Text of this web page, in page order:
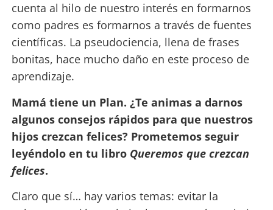
cuenta al hilo de nuestro interés en formarnos
como padres es formarnos a través de fuentes
científicas. La pseudociencia, llena de frases
bonitas, hace mucho daño en este proceso de
aprendizaje.
Mamá tiene un Plan. ¿Te animas a darnos
algunos consejos rápidos para que nuestros
hijos crezcan felices? Prometemos seguir
leyéndolo en tu libro Queremos que crezcan
felices.
Claro que sí… hay varios temas: evitar la